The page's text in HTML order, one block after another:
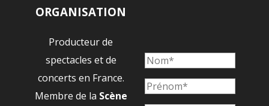
ORGANISATION
Producteur de
spectacles et de
concerts en France.
Membre de la Scène